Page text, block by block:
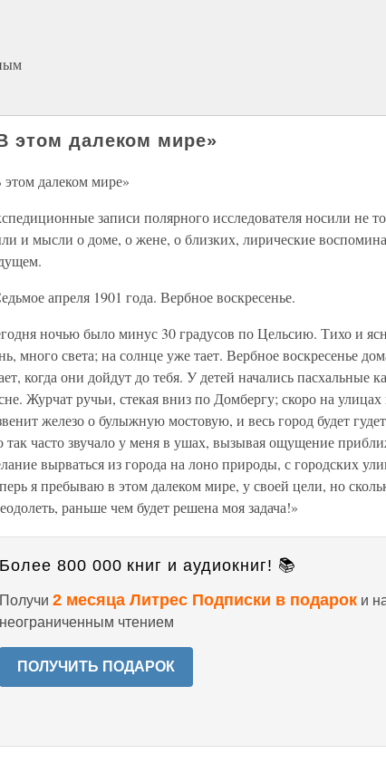
этом далеком мире»
этом далеком мире»
записи полярного исследователя носили не
и мысли о доме, о жене, о близких, лирические
апреля 1901 года. Вербное воскресенье.
ночью было минус 30 градусов по Цельсию. Тихо и
много света; на солнце уже тает. Вербное воскресенье
когда они дойдут до тебя. У детей начались пасхальные
Журчат ручьи, стекая вниз по Домбергу; скоро на
железо о булыжную мостовую, и весь город будет
так часто звучало у меня в ушах, вызывая ощущение
вырваться из города на лоно природы, с городских
я пребываю в этом далеком мире, у своей цели, но
раньше чем будет решена моя задача!»
Более 800 000 книг и аудиокниг! 📚
Получи 2 месяца Литрес Подписки в подарок и
неограниченным чтением
ПОЛУЧИТЬ ПОДАРОК